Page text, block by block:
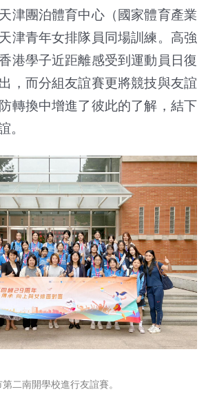
津團泊體育中心（國家體育產業
津青年女排隊員同場訓練。高強
港學子近距離感受到運動員日復
，而分組友誼賽更將競技與友誼
轉換中增進了彼此的了解，結下
。
二南開學校進行友誼賽。